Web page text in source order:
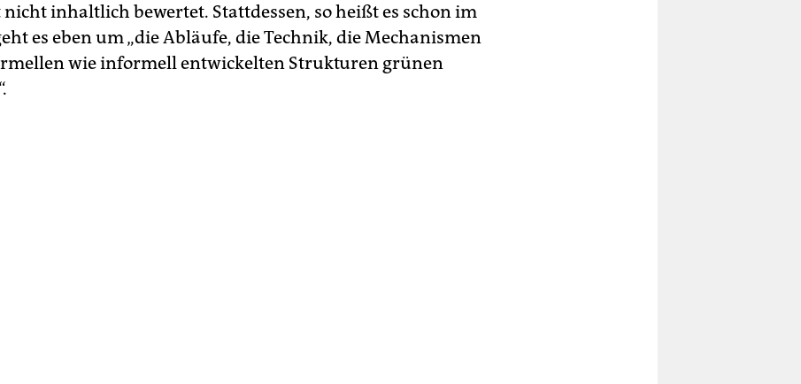
inhaltlich bewertet. Stattdessen, so heißt es schon im
es eben um „die Abläufe, die Technik, die Mechanismen
wie informell entwickelten Strukturen grünen